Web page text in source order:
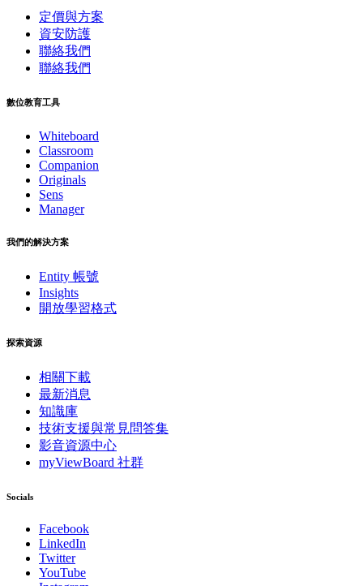
定價與方案
資安防護
聯絡我們
聯絡我們
數位教育工具
Whiteboard
Classroom
Companion
Originals
Sens
Manager
我們的解決方案
Entity 帳號
Insights
開放學習格式
探索資源
相關下載
最新消息
知識庫
技術支援與常見問答集
影音資源中心
myViewBoard 社群
Socials
Facebook
LinkedIn
Twitter
YouTube